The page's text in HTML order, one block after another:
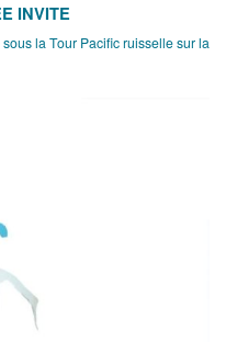
INVITE
la Tour Pacific ruisselle sur la